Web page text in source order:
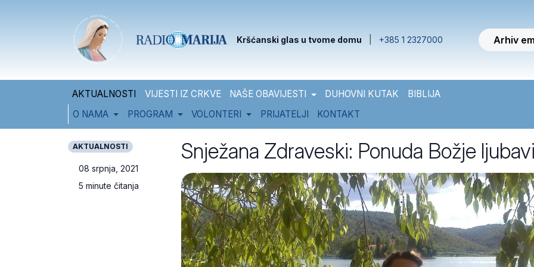
Kršćanski glas u tvome domu +385 1 2327000 Arhiv
AKTUALNOSTI VIJESTI IZ CRKVE NAŠE OBAVIJESTI DUHOVNI KUTAK
BIBLIJA
O NAMA
PROGRAM VOLONTERI PRIJATELJI KONTAKT
AKTUALNOSTI
08 srpnja, 2021
5 minute čitanja
Snježana Zdraveski: Ponuda Božje ljubavi